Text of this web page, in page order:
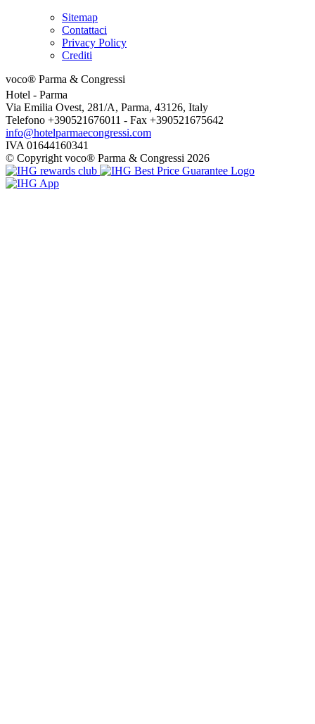
Sitemap
Contattaci
Privacy Policy
Crediti
voco® Parma & Congressi
Hotel - Parma
Via Emilia Ovest, 281/A, Parma, 43126, Italy
Telefono +390521676011 - Fax +390521675642
info@hotelparmaecongressi.com
IVA 01644160341
© Copyright voco® Parma & Congressi 2026